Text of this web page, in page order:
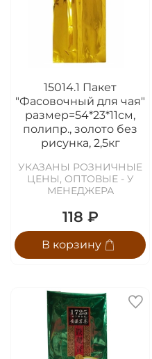
15014.1 Пакет
"Фасовочный для чая"
размер=54*23*11см,
полипр., золото без
рисунка, 2,5кг
УКАЗАНЫ РОЗНИЧНЫЕ
ЦЕНЫ, ОПТОВЫЕ - У
МЕНЕДЖЕРА
118 ₽
В корзину